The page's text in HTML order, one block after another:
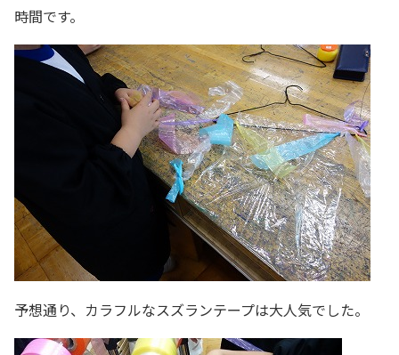
時間です。
予想通り、カラフルなスズランテープは大人気でした。